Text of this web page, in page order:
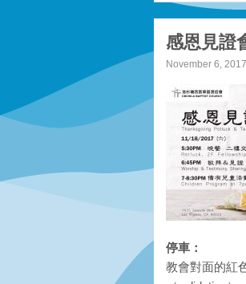
感恩見證
November 6, 2017
停車：
教會對面的紅